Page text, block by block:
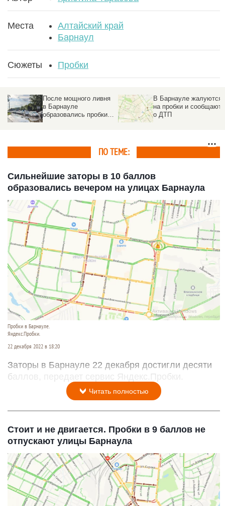
Места
Алтайский край
Барнаул
Сюжеты Пробки
После мощного ливня
в Барнауле
образовались пробки.
В Барнауле жалуются
на пробки и сообщают
о ДТП
ПО ТЕМЕ:
Сильнейшие заторы в 10 баллов
образовались вечером на улицах Барнаула
Пробки в Барнауле.
Яндекс.Пробки.
22 декабря 2022 в 18:20
Заторы в Барнауле 22 декабря достигли десяти
баллов, передает сервис Яндекс.Пробки.
Читать полностью
Стоит и не двигается. Пробки в 9 баллов не
отпускают улицы Барнаула